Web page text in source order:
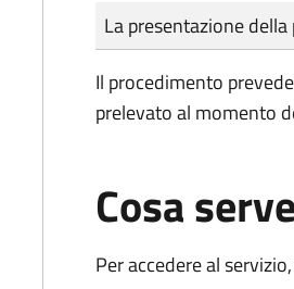
Tipo di pagamento
Importo
La presentazione
Il procedimento
prelevato al momento
Cosa serve
Per accedere al